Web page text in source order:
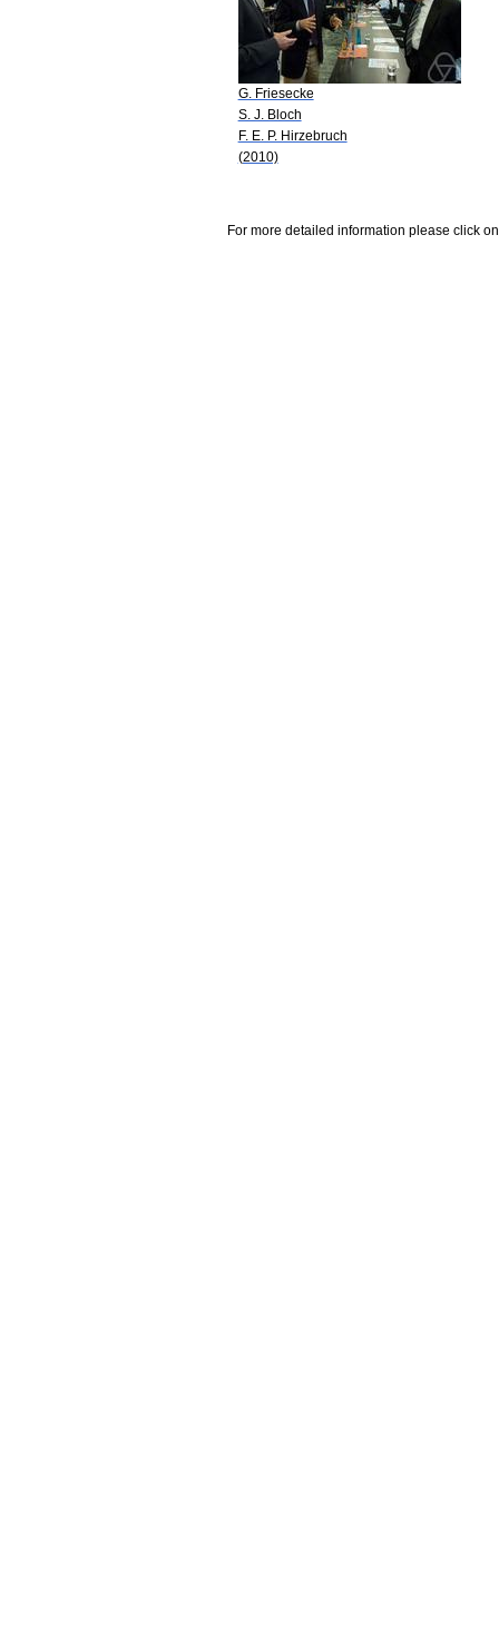
G. Friesecke
S. J. Bloch
F. E. P. Hirzebruch
(2010)
For more detailed information please click